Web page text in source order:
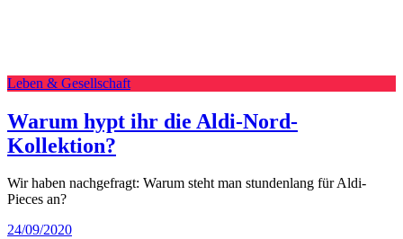
Leben & Gesellschaft
Warum hypt ihr die Aldi-Nord-
Kollektion?
Wir haben nachgefragt: Warum steht man stundenlang für Aldi-
Pieces an?
24/09/2020